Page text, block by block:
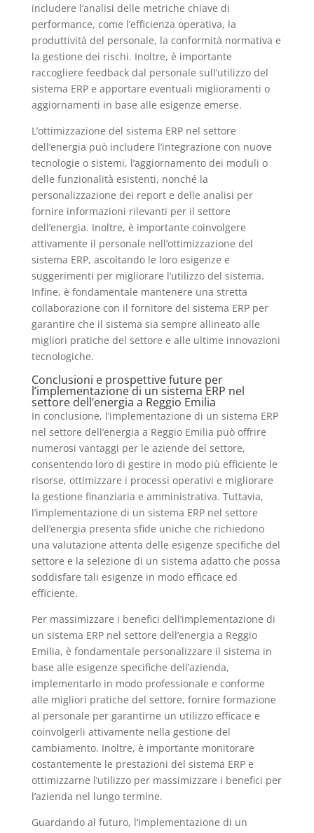
includere l’analisi delle metriche chiave di
performance, come l’efficienza operativa, la
produttività del personale, la conformità normativa e
la gestione dei rischi. Inoltre, è importante
raccogliere feedback dal personale sull’utilizzo del
sistema ERP e apportare eventuali miglioramenti o
aggiornamenti in base alle esigenze emerse.
L’ottimizzazione del sistema ERP nel settore
dell’energia può includere l’integrazione con nuove
tecnologie o sistemi, l’aggiornamento dei moduli o
delle funzionalità esistenti, nonché la
personalizzazione dei report e delle analisi per
fornire informazioni rilevanti per il settore
dell’energia. Inoltre, è importante coinvolgere
attivamente il personale nell’ottimizzazione del
sistema ERP, ascoltando le loro esigenze e
suggerimenti per migliorare l’utilizzo del sistema.
Infine, è fondamentale mantenere una stretta
collaborazione con il fornitore del sistema ERP per
garantire che il sistema sia sempre allineato alle
migliori pratiche del settore e alle ultime innovazioni
tecnologiche.
Conclusioni e prospettive future per
l’implementazione di un sistema ERP nel
settore dell’energia a Reggio Emilia
In conclusione, l’implementazione di un sistema ERP
nel settore dell’energia a Reggio Emilia può offrire
numerosi vantaggi per le aziende del settore,
consentendo loro di gestire in modo più efficiente le
risorse, ottimizzare i processi operativi e migliorare
la gestione finanziaria e amministrativa. Tuttavia,
l’implementazione di un sistema ERP nel settore
dell’energia presenta sfide uniche che richiedono
una valutazione attenta delle esigenze specifiche del
settore e la selezione di un sistema adatto che possa
soddisfare tali esigenze in modo efficace ed
efficiente.
Per massimizzare i benefici dell’implementazione di
un sistema ERP nel settore dell’energia a Reggio
Emilia, è fondamentale personalizzare il sistema in
base alle esigenze specifiche dell’azienda,
implementarlo in modo professionale e conforme
alle migliori pratiche del settore, fornire formazione
al personale per garantirne un utilizzo efficace e
coinvolgerli attivamente nella gestione del
cambiamento. Inoltre, è importante monitorare
costantemente le prestazioni del sistema ERP e
ottimizzarne l’utilizzo per massimizzare i benefici per
l’azienda nel lungo termine.
Guardando al futuro, l’implementazione di un